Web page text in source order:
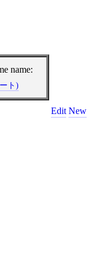
name:
ト)
Edit New